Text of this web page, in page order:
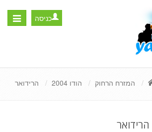
Toggle
כניסה
המזרח הרחוק הודו 2004 הרידואר